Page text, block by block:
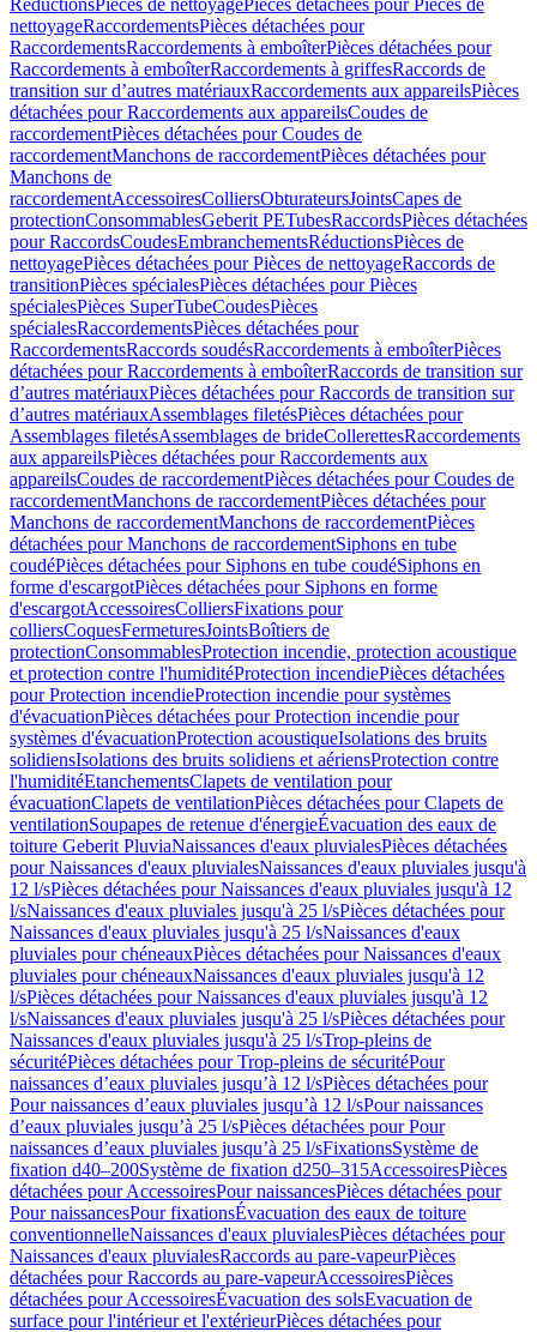
RéductionsPièces de nettoyagePièces détachées pour Pièces de
nettoyageRaccordementsPièces détachées pour
RaccordementsRaccordements à emboîterPièces détachées pour
Raccordements à emboîterRaccordements à griffesRaccords de
transition sur d’autres matériauxRaccordements aux appareilsPièces
détachées pour Raccordements aux appareilsCoudes de
raccordementPièces détachées pour Coudes de
raccordementManchons de raccordementPièces détachées pour
Manchons de
raccordementAccessoiresColliersObturateursJointsCapes de
protectionConsommablesGeberit PETubesRaccordsPièces détachées
pour RaccordsCoudesEmbranchementsRéductionsPièces de
nettoyagePièces détachées pour Pièces de nettoyageRaccords de
transitionPièces spécialesPièces détachées pour Pièces
spécialesPièces SuperTubeCoudesPièces
spécialesRaccordementsPièces détachées pour
RaccordementsRaccords soudésRaccordements à emboîterPièces
détachées pour Raccordements à emboîterRaccords de transition sur
d’autres matériauxPièces détachées pour Raccords de transition sur
d’autres matériauxAssemblages filetésPièces détachées pour
Assemblages filetésAssemblages de brideCollerettesRaccordements
aux appareilsPièces détachées pour Raccordements aux
appareilsCoudes de raccordementPièces détachées pour Coudes de
raccordementManchons de raccordementPièces détachées pour
Manchons de raccordementManchons de raccordementPièces
détachées pour Manchons de raccordementSiphons en tube
coudéPièces détachées pour Siphons en tube coudéSiphons en
forme d'escargotPièces détachées pour Siphons en forme
d'escargotAccessoiresColliersFixations pour
colliersCoquesFermeturesJointsBoîtiers de
protectionConsommablesProtection incendie, protection acoustique
et protection contre l'humiditéProtection incendiePièces détachées
pour Protection incendieProtection incendie pour systèmes
d'évacuationPièces détachées pour Protection incendie pour
systèmes d'évacuationProtection acoustiqueIsolations des bruits
solidiensIsolations des bruits solidiens et aériensProtection contre
l'humiditéEtanchementsClapets de ventilation pour
évacuationClapets de ventilationPièces détachées pour Clapets de
ventilationSoupapes de retenue d'énergieÉvacuation des eaux de
toiture Geberit PluviaNaissances d'eaux pluvialesPièces détachées
pour Naissances d'eaux pluvialesNaissances d'eaux pluviales jusqu'à
12 l/sPièces détachées pour Naissances d'eaux pluviales jusqu'à 12
l/sNaissances d'eaux pluviales jusqu'à 25 l/sPièces détachées pour
Naissances d'eaux pluviales jusqu'à 25 l/sNaissances d'eaux
pluviales pour chéneauxPièces détachées pour Naissances d'eaux
pluviales pour chéneauxNaissances d'eaux pluviales jusqu'à 12
l/sPièces détachées pour Naissances d'eaux pluviales jusqu'à 12
l/sNaissances d'eaux pluviales jusqu'à 25 l/sPièces détachées pour
Naissances d'eaux pluviales jusqu'à 25 l/sTrop-pleins de
sécuritéPièces détachées pour Trop-pleins de sécuritéPour
naissances d’eaux pluviales jusqu’à 12 l/sPièces détachées pour
Pour naissances d’eaux pluviales jusqu’à 12 l/sPour naissances
d’eaux pluviales jusqu’à 25 l/sPièces détachées pour Pour
naissances d’eaux pluviales jusqu’à 25 l/sFixationsSystème de
fixation d40–200Système de fixation d250–315AccessoiresPièces
détachées pour AccessoiresPour naissancesPièces détachées pour
Pour naissancesPour fixationsÉvacuation des eaux de toiture
conventionnelleNaissances d'eaux pluvialesPièces détachées pour
Naissances d'eaux pluvialesRaccords au pare-vapeurPièces
détachées pour Raccords au pare-vapeurAccessoiresPièces
détachées pour AccessoiresÉvacuation des solsEvacuation de
surface pour l'intérieur et l'extérieurPièces détachées pour